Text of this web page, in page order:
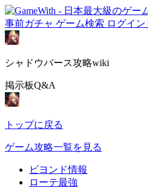
事前ガチャ ゲーム検索 ログイン
シャドウバース攻略wiki
掲示板Q&A
トップに戻る
ゲーム攻略一覧を見る
ビヨンド情報
ローテ最強